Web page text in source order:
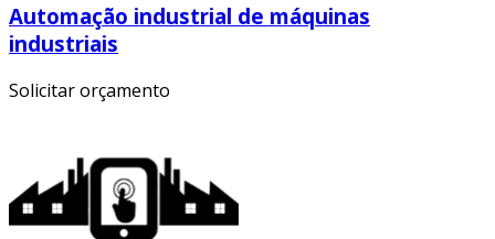
Automação industrial de máquinas
industriais
Solicitar orçamento